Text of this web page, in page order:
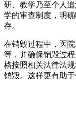
研、教学乃至个人
学的审查制度，明
存。
在销毁过程中，医
等，并确保销毁过
格按照相关法律法
销毁。这样更有助